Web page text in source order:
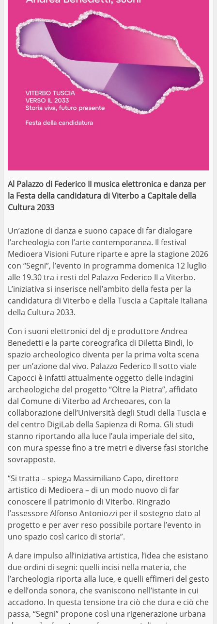
Al Palazzo di Federico II musica elettronica e danza per
la Festa della candidatura di Viterbo a Capitale della
Cultura 2033
Un’azione di danza e suono capace di far dialogare
l’archeologia con l’arte contemporanea. Il festival
Medioera Visioni Future riparte e apre la stagione 2026
con “Segni”, l’evento in programma domenica 12 luglio
alle 19.30 tra i resti del Palazzo Federico II a Viterbo.
L’iniziativa si inserisce nell’ambito della festa per la
candidatura di Viterbo e della Tuscia a Capitale Italiana
della Cultura 2033.
Con i suoni elettronici del dj e produttore Andrea
Benedetti e la parte coreografica di Diletta Bindi, lo
spazio archeologico diventa per la prima volta scena
per un’azione dal vivo. Palazzo Federico II sotto viale
Capocci è infatti attualmente oggetto delle indagini
archeologiche del progetto “Oltre la Pietra”, affidato
dal Comune di Viterbo ad Archeoares, con la
collaborazione dell’Università degli Studi della Tuscia e
del centro DigiLab della Sapienza di Roma. Gli studi
stanno riportando alla luce l’aula imperiale del sito,
con mura spesse fino a tre metri e diverse fasi storiche
sovrapposte.
“Si tratta – spiega Massimiliano Capo, direttore
artistico di Medioera – di un modo nuovo di far
conoscere il patrimonio di Viterbo. Ringrazio
l’assessore Alfonso Antoniozzi per il sostegno dato al
progetto e per aver reso possibile portare l’evento in
uno spazio così carico di storia”.
A dare impulso all’iniziativa artistica, l’idea che esistano
due ordini di segni: quelli incisi nella materia, che
l’archeologia riporta alla luce, e quelli effimeri del gesto
e dell’onda sonora, che svaniscono nell’istante in cui
accadono. In questa tensione tra ciò che dura e ciò che
passa, “Segni” propone così una rigenerazione urbana